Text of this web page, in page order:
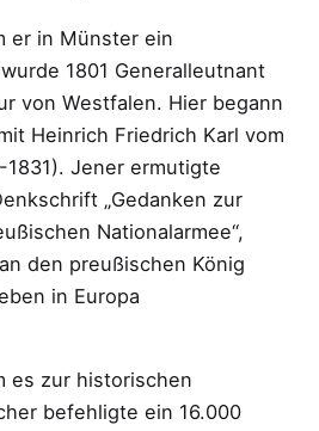
er in Münster ein
1801 Generalleutnant
von Westfalen. Hier begann
Heinrich Friedrich Karl vom
1831). Jener ermutigte
„Gedanken zur
Nationalarmee“,
den preußischen König
in Europa
es zur historischen
befehligte ein 16.000